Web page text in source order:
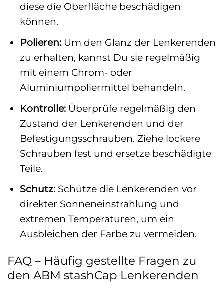
diese die Oberfläche beschädigen
können.
Polieren:Um den Glanz der Lenkerenden
zu erhalten, kannst Du sie regelmäßig
mit einem Chrom- oder
Aluminiumpoliermittel behandeln.
Kontrolle:Überprüfe regelmäßig den
Zustand der Lenkerenden und der
Befestigungsschrauben. Ziehe lockere
Schrauben fest und ersetze beschädigte
Teile.
Schutz:Schütze die Lenkerenden vor
direkter Sonneneinstrahlung und
extremen Temperaturen, um ein
Ausbleichen der Farbe zu vermeiden.
FAQ – Häufig gestellte Fragen zu
den ABM stashCap Lenkerenden